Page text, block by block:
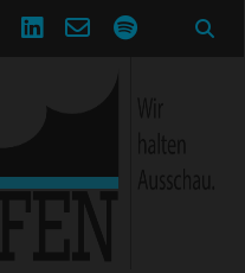
linkedin
email-spotify